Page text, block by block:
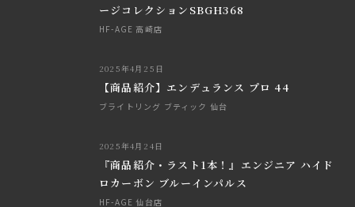
ージコレクションSBGH368
HF-AGE 高崎店
2025年4月25日
【商品紹介】エンデュランス プロ 44
ブライトリング ブティック 仙台
2025年4月24日
『商品紹介・ラスト1本！』エンジニア ハイド
ロカーボン ブルーインパルス
HF-AGE 仙台店